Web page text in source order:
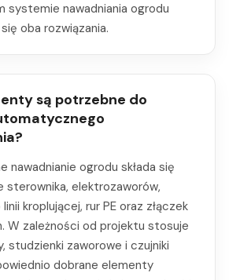
systemie nawadniania ogrodu
oba rozwiązania.
są potrzebne do
nawadnianie ogrodu składa się
sterownika, elektrozaworów,
kroplującej, rur PE oraz złączek
W zależności od projektu stosuje
studzienki zaworowe i czujniki
dobrane elementy